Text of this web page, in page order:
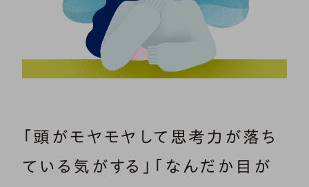
「頭がモヤモヤして思考力が落ち
ている気がする」「なんだか目が